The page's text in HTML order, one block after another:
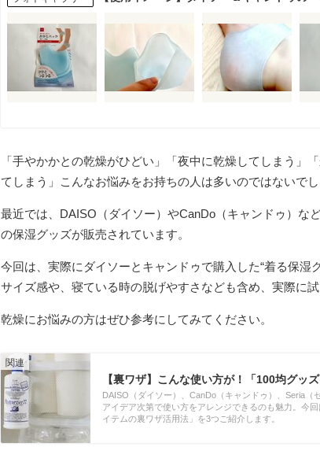
「手やかかとの乾燥がひどい」「夜中に乾燥してしまう」
てしまう」こんなお悩みをお持ちの人は多いのではないでし
最近では、DAISO（ダイソー）やCanDo（キャンドゥ）な
の保湿グッズが販売されています。
今回は、実際にダイソーとキャンドゥで購入した“着る保湿
サイズ感や、寝ている時の脱げやすさなども含め、実際に試
乾燥にお悩みの方はぜひ参考にしてみてください。
【裏ワザ】こんな使い方が！「100均グッ
DAISO（ダイソー）、CanDo（キャンドゥ）、Seria（
アイデア次第で使い方をアレンジできるのも魅力。今
イテムの裏ワザ活用法」を3つご紹介します。